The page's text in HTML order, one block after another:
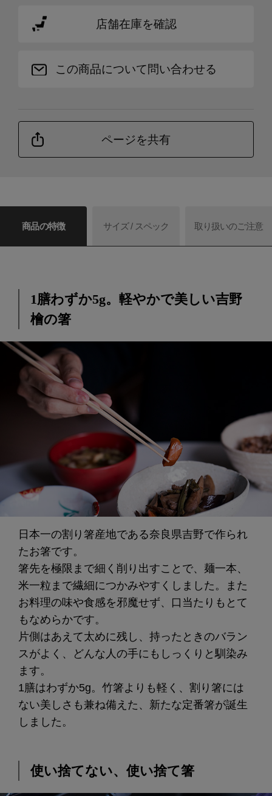
店舗在庫を確認
この商品について問い合わせる
ページを共有
商品の特徴 サイズ / スペック 取り扱いのご注意
1膳わずか5g。軽やかで美しい吉野
檜の箸
日本一の割り箸産地である奈良県吉野で作られ
たお箸です。
箸先を極限まで細く削り出すことで、麺一本、
米一粒まで繊細につかみやすくしました。また
お料理の味や食感を邪魔せず、口当たりもとて
もなめらかです。
片側はあえて太めに残し、持ったときのバラン
スがよく、どんな人の手にもしっくりと馴染み
ます。
1膳はわずか5g。竹箸よりも軽く、割り箸には
ない美しさも兼ね備えた、新たな定番箸が誕生
しました。
使い捨てない、使い捨て箸